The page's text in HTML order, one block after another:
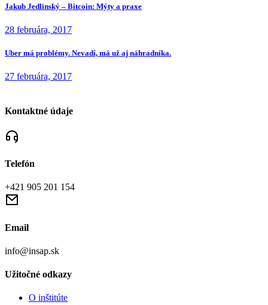
Jakub Jedlinský – Bitcoin: Mýty a praxe
28 februára, 2017
Uber má problémy. Nevadí, má už aj náhradníka.
27 februára, 2017
Kontaktné údaje
Telefón
+421 905 201 154
Email
info@insap.sk
Užitočné odkazy
O inštitúte